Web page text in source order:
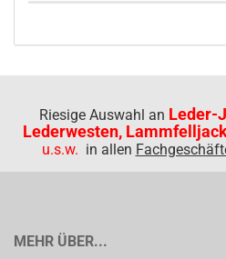
Riesige Auswahl an Leder-
Lederwesten,
u.s.w. in allen
MEHR ÜBER...